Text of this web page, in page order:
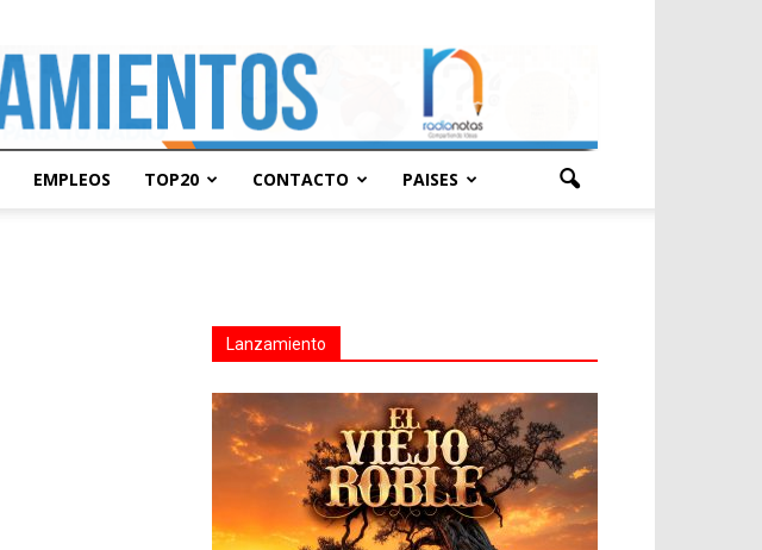
EMPLEOS TOP20 CONTACTO PAISES
Lanzamiento